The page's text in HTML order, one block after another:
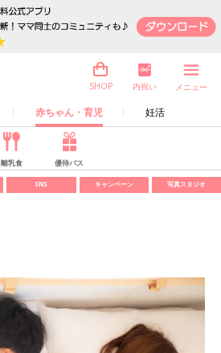
赤ちゃん・育児 妊活
SHOP 内祝い メニュー
離乳食 優待パス
SNS キャンペーン 写真スタジオ